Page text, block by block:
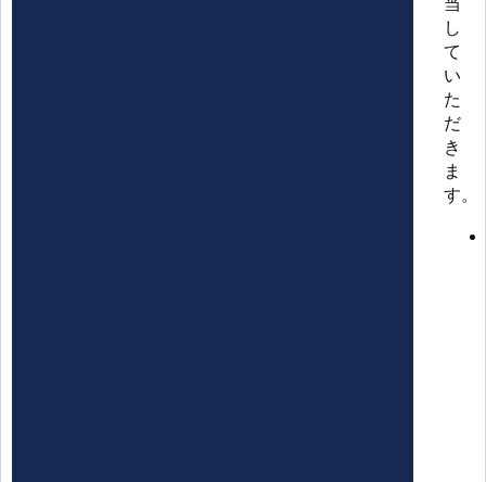
当
し
て
い
た
だ
き
ま
す。